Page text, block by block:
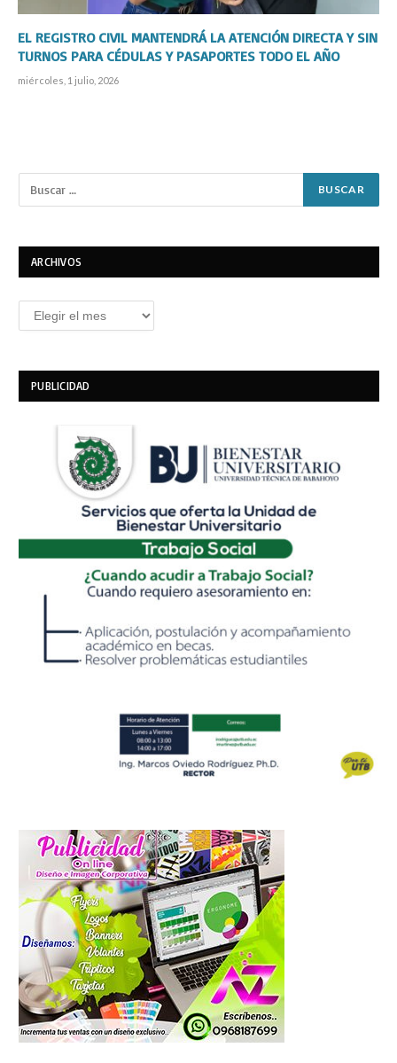
EL REGISTRO CIVIL MANTENDRÁ LA ATENCIÓN DIRECTA Y SIN
TURNOS PARA CÉDULAS Y PASAPORTES TODO EL AÑO
miércoles, 1 julio, 2026
ARCHIVOS
Archivos
PUBLICIDAD